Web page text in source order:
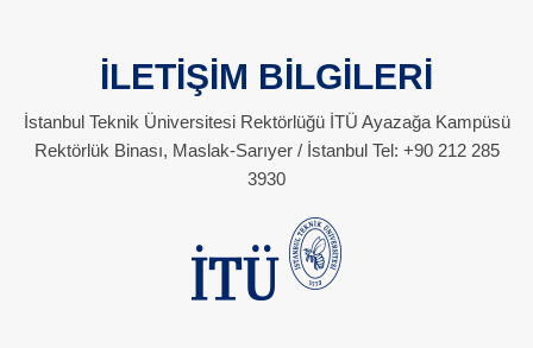
İLETİŞİM BİLGİLERİ
İstanbul Teknik Üniversitesi Rektörlüğü İTÜ Ayazağa Kampüsü
Rektörlük Binası, Maslak-Sarıyer / İstanbul Tel: +90 212 285
3930